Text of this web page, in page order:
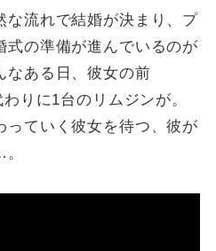
な流れで結婚が決まり、プ
式の準備が進んでいるのが
なある日、彼女の前
りに1台のリムジンが。
っていく彼女を待つ、彼が